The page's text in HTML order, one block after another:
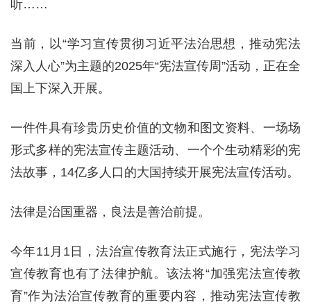
听……
当前，以“学习宣传贯彻习近平法治思想，推动宪法
深入人心”为主题的2025年“宪法宣传周”活动，正在全
国上下深入开展。
一件件具有珍贵历史价值的文物和图文资料、一场场
形式多样的宪法宣传主题活动、一个个生动精彩的宪
法故事，14亿多人口的大国持续开展宪法宣传活动。
法律是治国重器，良法是善治前提。
今年11月1日，法治宣传教育法正式施行，宪法学习
宣传教育也有了法律护航。该法将“加强宪法宣传教
育”作为法治宣传教育的重要内容，推动宪法宣传教